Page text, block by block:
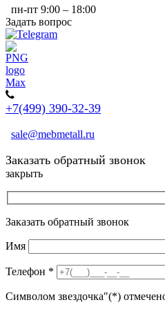
пн-пт 9:00 – 18:00
Задать вопрос
+7(499) 390-32-39
sale@mebmetall.ru
Заказать обратный звонок
закрыть
Заказать обратный звонок
Имя
Телефон *
Символом звездочка"(*)